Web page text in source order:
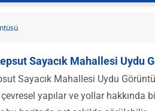
Sayacık Mahallesi Uydu
Sayacık Mahallesi Uydu
yapılar ve yollar